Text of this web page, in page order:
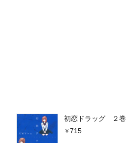
初恋ドラッグ ２巻
715